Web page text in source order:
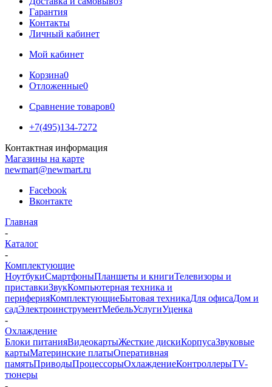
Гарантия
Контакты
Личный кабинет
Мой кабинет
Корзина0
Отложенные0
Сравнение товаров0
+7(495)134-7272
Контактная информация
Магазины на карте
newmart@newmart.ru
Facebook
Вконтакте
Главная
-
Каталог
-
Комплектующие
НоутбукиСмартфоныПланшеты и книгиТелевизоры и
приставкиЗвукКомпьютерная техника и
периферияКомплектующиеБытовая техникаДля офисаДом и
садЭлектроинструментМебельУслугиУценка
-
Охлаждение
Блоки питанияВидеокартыЖесткие дискиКорпусаЗвуковые
картыМатеринские платыОперативная
памятьПриводыПроцессорыОхлаждениеКонтроллерыTV-
тюнеры